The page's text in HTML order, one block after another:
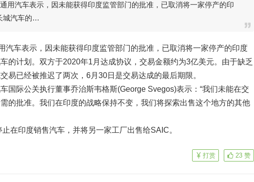
用汽车表示，因未能获得印度监管部门的批准，已取消将一家停产的印
城汽车的…
汽车表示，因未能获得印度监管部门的批准，已取消将一家停产的印度
的计划。双方于2020年1月达成协议，交易金额约为3亿美元。由于缺乏
易已经被推迟了两次，6月30日是交易达成的最后期限。
国际公关执行董事乔治斯韦格斯(George Svegos)表示：“我们未能在交
的批准。我们在印度的战略保持不变，我们将探索出售这个地方的其他
在印度销售汽车，并将另一家工厂出售给SAIC。
23 赞
打赏